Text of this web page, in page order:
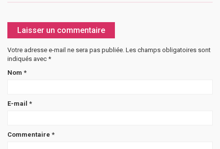
Laisser un commentaire
Votre adresse e-mail ne sera pas publiée. Les champs obligatoires sont
indiqués avec *
Nom *
E-mail *
Commentaire *